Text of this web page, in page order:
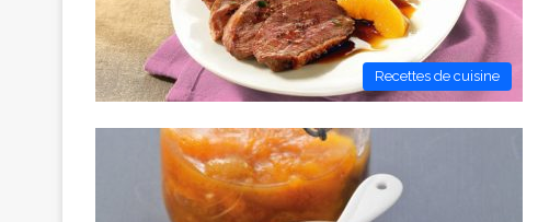
Recettes de cuisine